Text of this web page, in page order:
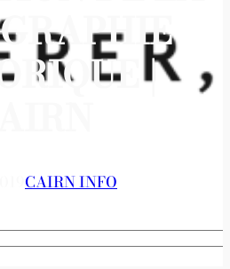
|
CAIRN INFO